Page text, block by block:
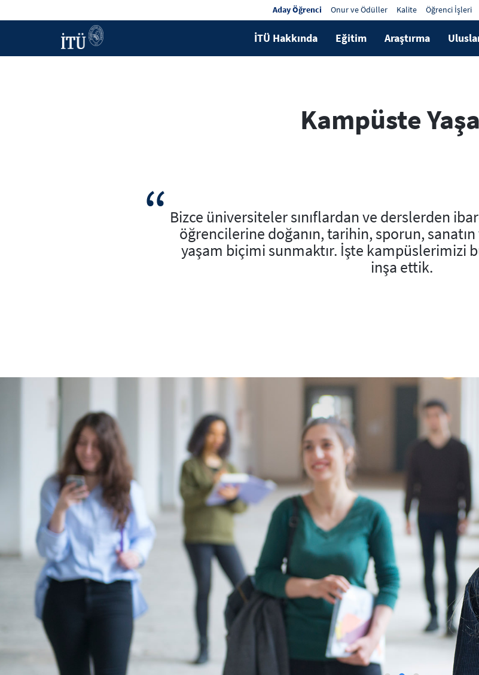
Aday Öğrenci Onur ve Ödüller Kalite Öğrenci İşleri
İTÜ Hakkında Eğitim Araştırma
Kampüste
Bizce üniversiteler sınıflardan ve derslerden
öğrencilerine doğanın, tarihin, sporun,
yaşam biçimi sunmaktır. İşte kampüslerimizi
inşa ettik.